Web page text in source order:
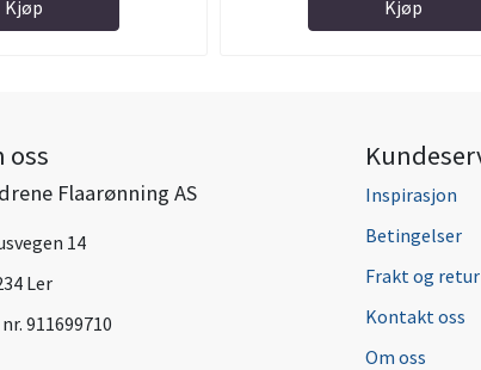
Kjøp Kjøp
oss
Flaarønning AS
14
Ler
911699710
Inspirasjon
Betingelser
Frakt og retur
Kontakt oss
Om oss